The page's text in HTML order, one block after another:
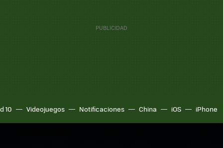
10 Videojuegos Notificaciones China iOS iPhone